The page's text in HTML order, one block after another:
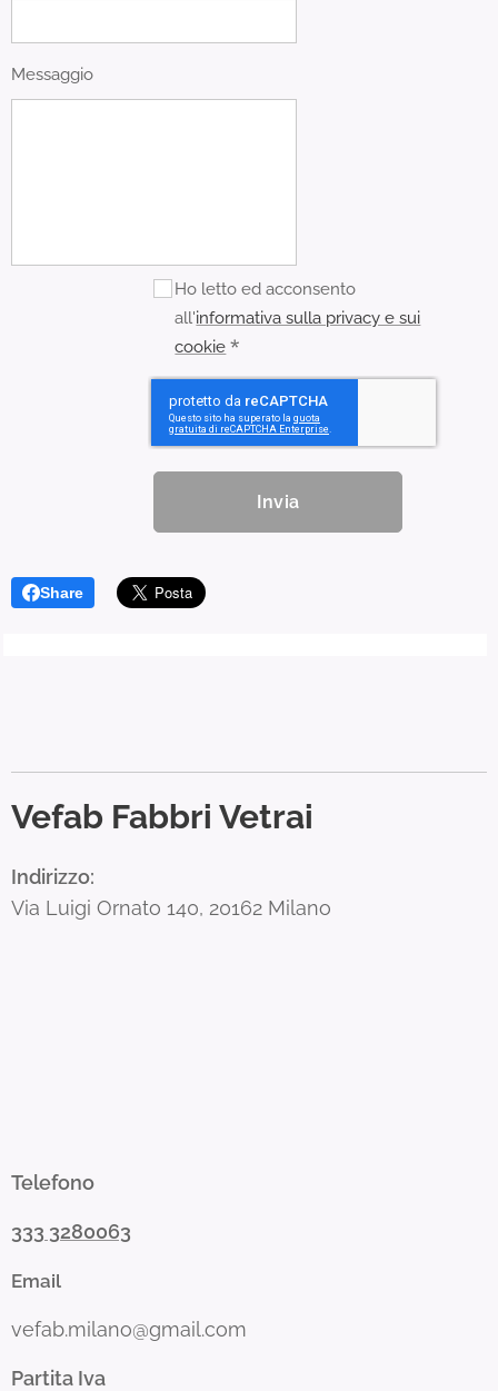
Messaggio
Ho letto ed acconsento
all'informativa sulla privacy e sui
cookie
Invia
Share
Vefab Fabbri Vetrai
Indirizzo:
Via Luigi Ornato 140, 20162 Milano
Telefono
333 3280063
Email
vefab.milano@gmail.com
Partita Iva